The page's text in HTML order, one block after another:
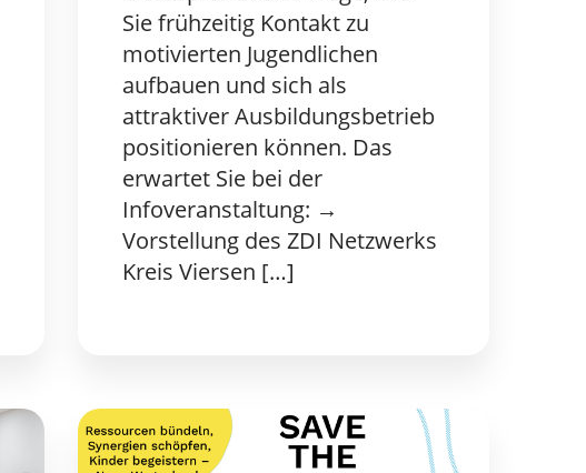
Sie frühzeitig Kontakt zu
motivierten Jugendlichen
aufbauen und sich als
attraktiver Ausbildungsbetrieb
positionieren können. Das
erwartet Sie bei der
Infoveranstaltung: →
Vorstellung des ZDI Netzwerks
Kreis Viersen […]